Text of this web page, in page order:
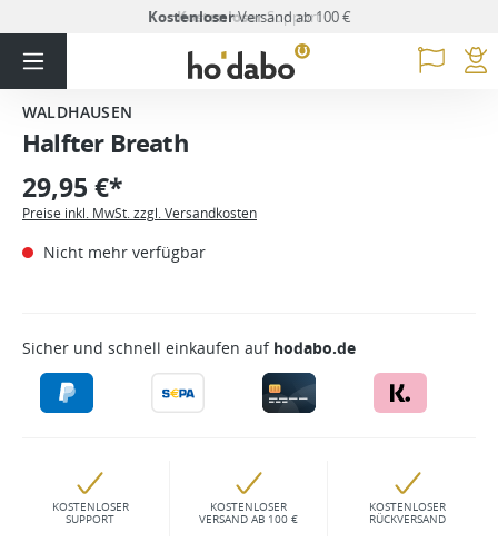
KostenloserVersand ab 100 €
WALDHAUSEN
Halfter Breath
29,95 €*
Preise inkl. MwSt. zzgl. Versandkosten
Nicht mehr verfügbar
Sicher und schnell einkaufen auf hodabo.de
KOSTENLOSER
SUPPORT
KOSTENLOSER
VERSAND AB 100 €
KOSTENLOSER
RÜCKVERSAND